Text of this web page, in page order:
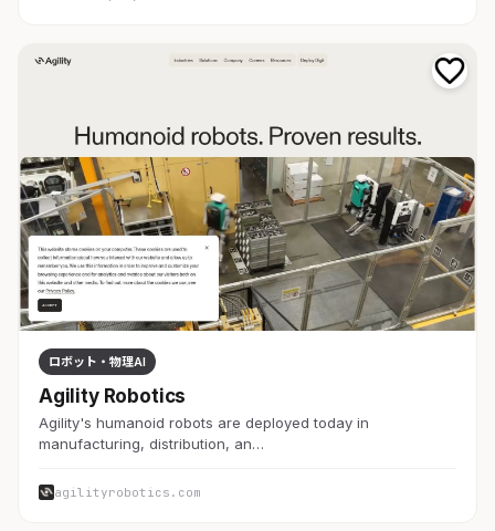
ロボット・物理AI
Agility Robotics
Agility's humanoid robots are deployed today in
manufacturing, distribution, an…
agilityrobotics.com